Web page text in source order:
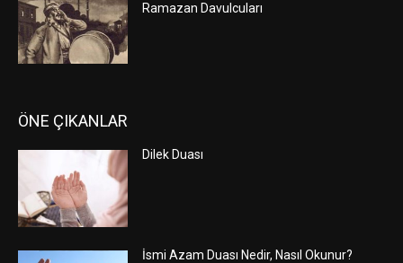
Ramazan Davulcuları
ÖNE ÇIKANLAR
Dilek Duası
İsmi Azam Duası Nedir, Nasıl Okunur?